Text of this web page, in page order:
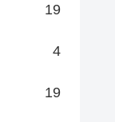
19
4
19